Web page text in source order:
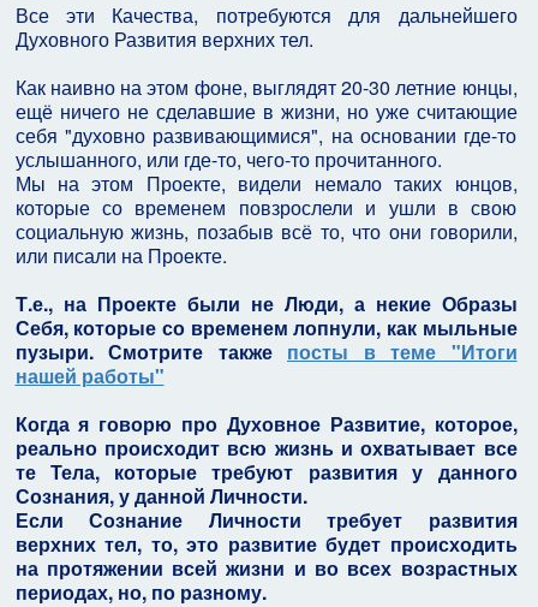
Все эти Качества, потребуются для дальнейшего
Духовного Развития верхних тел.
Как наивно на этом фоне, выглядят 20-30 летние юнцы,
ещё ничего не сделавшие в жизни, но уже считающие
себя "духовно развивающимися", на основании где-то
услышанного, или где-то, чего-то прочитанного.
Мы на этом Проекте, видели немало таких юнцов,
которые со временем повзрослели и ушли в свою
социальную жизнь, позабыв всё то, что они говорили,
или писали на Проекте.
Т.е., на Проекте были не Люди, а некие Образы
Себя, которые со временем лопнули, как мыльные
пузыри. Смотрите также посты в теме "Итоги
нашей работы"
Когда я говорю про Духовное Развитие, которое,
реально происходит всю жизнь и охватывает все
те Тела, которые требуют развития у данного
Сознания, у данной Личности.
Если Сознание Личности требует развития
верхних тел, то, это развитие будет происходить
на протяжении всей жизни и во всех возрастных
периодах, но, по разному.